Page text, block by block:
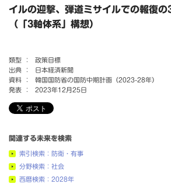
イルの迎撃、弾道ミサイルでの報復の
（「3軸体系」構想）
類型 ：
政策目標
出典 ：
日本経済新聞
資料 ：
韓国国防省の国防中期計画（2023-28年）
発表 ：
2023年12月25日
関連する未来を検索
索引検索：防衛・有事
分野検索：社会
西暦検索：2028年